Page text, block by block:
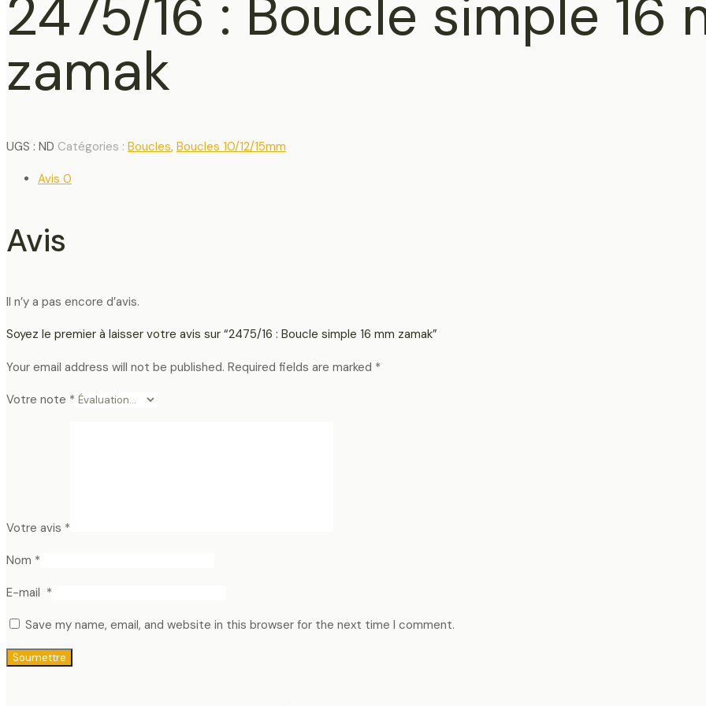
2475/16 : Boucle simple 16
zamak
UGS : ND Catégories : Boucles, Boucles 10/12/15mm
Avis 0
Avis
Il n’y a pas encore d’avis.
Soyez le premier à laisser votre avis sur “2475/16 : Boucle simple 16 mm zamak”
Your email address will not be published. Required fields are marked *
Votre note *
Votre avis *
Nom *
E-mail *
Save my name, email, and website in this browser for the next time I comment.